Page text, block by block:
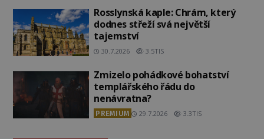
Rosslynská kaple: Chrám, který
dodnes střeží svá největší
tajemství
30.7.2026 3.5TIS
Zmizelo pohádkové bohatství
templářského řádu do
nenávratna?
PREMIUM 29.7.2026 3.3TIS